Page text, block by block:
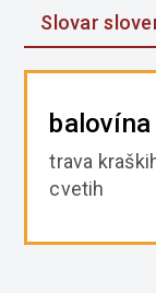
Slovar
balovína
trava
cvetih